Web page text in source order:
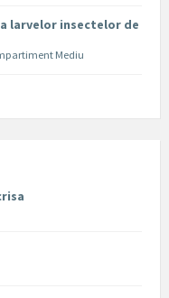
larvelor insectelor de
Mediu